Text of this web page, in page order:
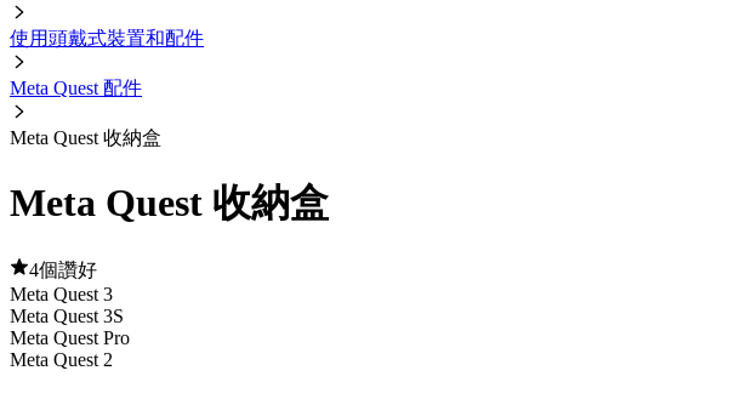
使用頭戴式裝置和配件
Meta Quest 配件
Meta Quest 收納盒
Meta Quest 收納盒
4個讚好
Meta Quest 3
Meta Quest 3S
Meta Quest Pro
Meta Quest 2